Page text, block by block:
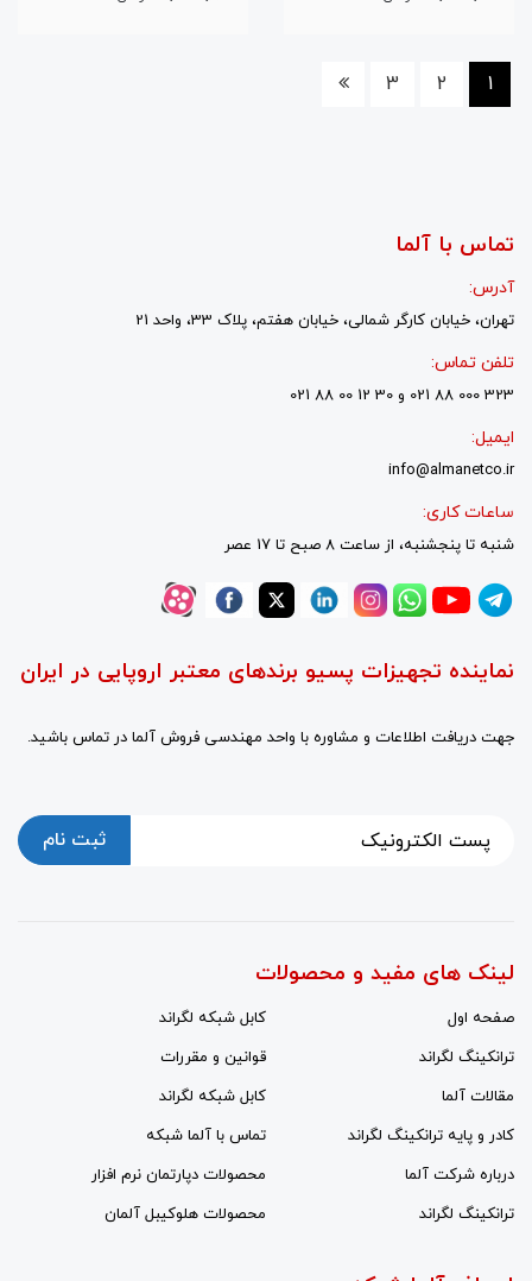
1
2
3
تماس با آلما
آدرس:
تهران، خیابان کارگر شمالی، خیابان هفتم، پلاک 33، واحد 21
تلفن تماس:
323 000 88 021 و 30 12 00 88 021
ایمیل:
info@almanetco.ir
ساعات کاری:
شنبه تا پنجشنبه، از ساعت 8 صبح تا 17 عصر
نماینده تجهیزات پسیو برندهای معتبر اروپایی در ایران
جهت دریافت اطلاعات و مشاوره با واحد مهندسی فروش آلما در تماس باشید.
ثبت نام
لینک های مفید و محصولات
صفحه اول
کابل شبکه لگراند
ترانکینگ لگراند
قوانین و مقررات
مقالات آلما
کابل شبکه لگراند
کادر و پایه ترانکینگ لگراند
تماس با آلما شبکه
درباره شرکت آلما
محصولات دپارتمان نرم افزار
ترانکینگ لگراند
محصولات هلوکیبل آلمان